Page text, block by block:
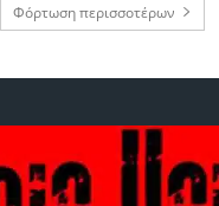
Φόρτωση περισσοτέρων